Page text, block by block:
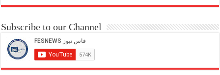
Subscribe to our Channel